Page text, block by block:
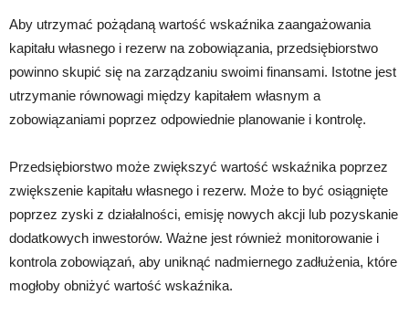
Aby utrzymać pożądaną wartość wskaźnika zaangażowania
kapitału własnego i rezerw na zobowiązania, przedsiębiorstwo
powinno skupić się na zarządzaniu swoimi finansami. Istotne jest
utrzymanie równowagi między kapitałem własnym a
zobowiązaniami poprzez odpowiednie planowanie i kontrolę.
Przedsiębiorstwo może zwiększyć wartość wskaźnika poprzez
zwiększenie kapitału własnego i rezerw. Może to być osiągnięte
poprzez zyski z działalności, emisję nowych akcji lub pozyskanie
dodatkowych inwestorów. Ważne jest również monitorowanie i
kontrola zobowiązań, aby uniknąć nadmiernego zadłużenia, które
mogłoby obniżyć wartość wskaźnika.